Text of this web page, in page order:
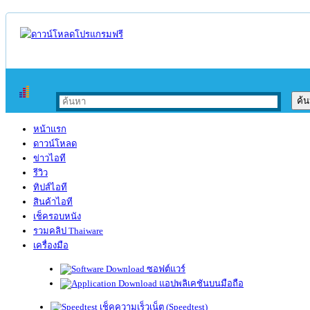
หน้าแรก
ดาวน์โหลด
ข่าวไอที
รีวิว
ทิปส์ไอที
สินค้าไอที
เช็ครอบหนัง
รวมคลิป Thaiware
เครื่องมือ
ซอฟต์แวร์
แอปพลิเคชันบนมือถือ
เช็คความเร็วเน็ต (Speedtest)